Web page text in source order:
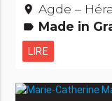
place Agde –
label Made in Grand
LIRE